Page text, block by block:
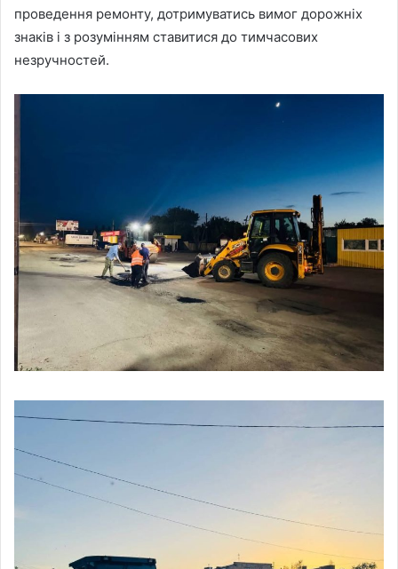
проведення ремонту, дотримуватись вимог дорожніх
знаків і з розумінням ставитися до тимчасових
незручностей.